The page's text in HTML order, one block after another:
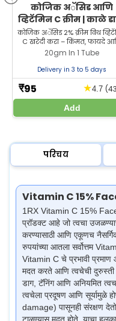
कोजिक अॅसिड आणि
व्हिटॅमिन C क्रीम | काळे
पिग्मेंटेशन आणि
त्वचेसाठी
कोजिक अॅसिड 2% क्रीम विथ
C खरेदी करा – किंमत, फायदे
उपयोग | ZEELAB च्या शक्तिशाली
अॅसिड आणि व्हिटॅमिन C क्रीम
फॉर्म्युलासह त्वचा उजळवा, काळे
20gm In 1 Tube
Delivery in 3 to 5 days
₹95 ★4.7
Add
परिचय
Vitamin C 15%
1RX Vitamin C 15%
प्रॉडक्ट आहे जो त्वचा
करण्यासाठी आणि एकूणच
रुपयांच्या आतला सर्वोत्तम
Vitamin C चे प्रभावी
मदत करते आणि त्वचेची
डाग, टॅनिंग आणि अनियमित
त्वचेला प्रदूषण आणि सूर्यामुळे
damage) पासूनही संरक्षण
टाळण्यास मदत होते. याचा